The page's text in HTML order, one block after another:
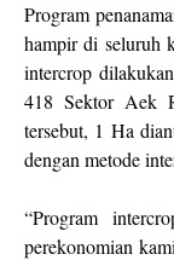
Program
hampir di seluruh
intercrop
418 Sektor Aek
tersebut, 1 Ha
dengan metode
“Program
perekonomian